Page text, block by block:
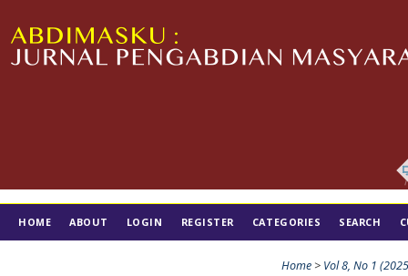
HOME ABOUT LOGIN REGISTER CATEGORIES SEARCH
Home > Vol 8, No 1